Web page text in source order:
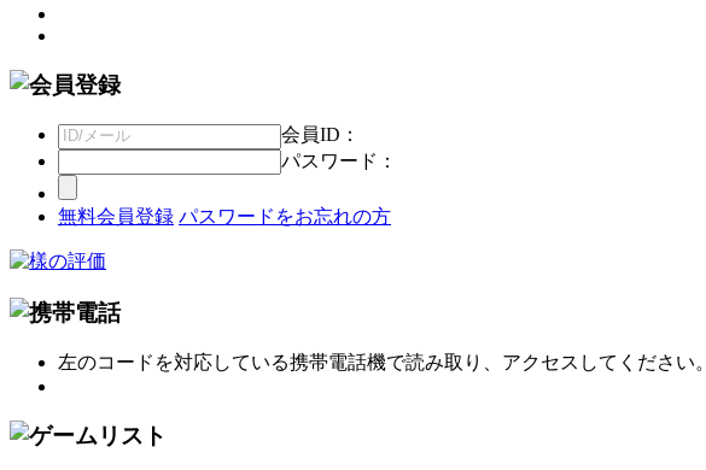
会員ID：
パスワード：
無料会員登録 パスワードをお忘れの方
左のコードを対応している携帯電話機で読み取り、アクセスしてください。